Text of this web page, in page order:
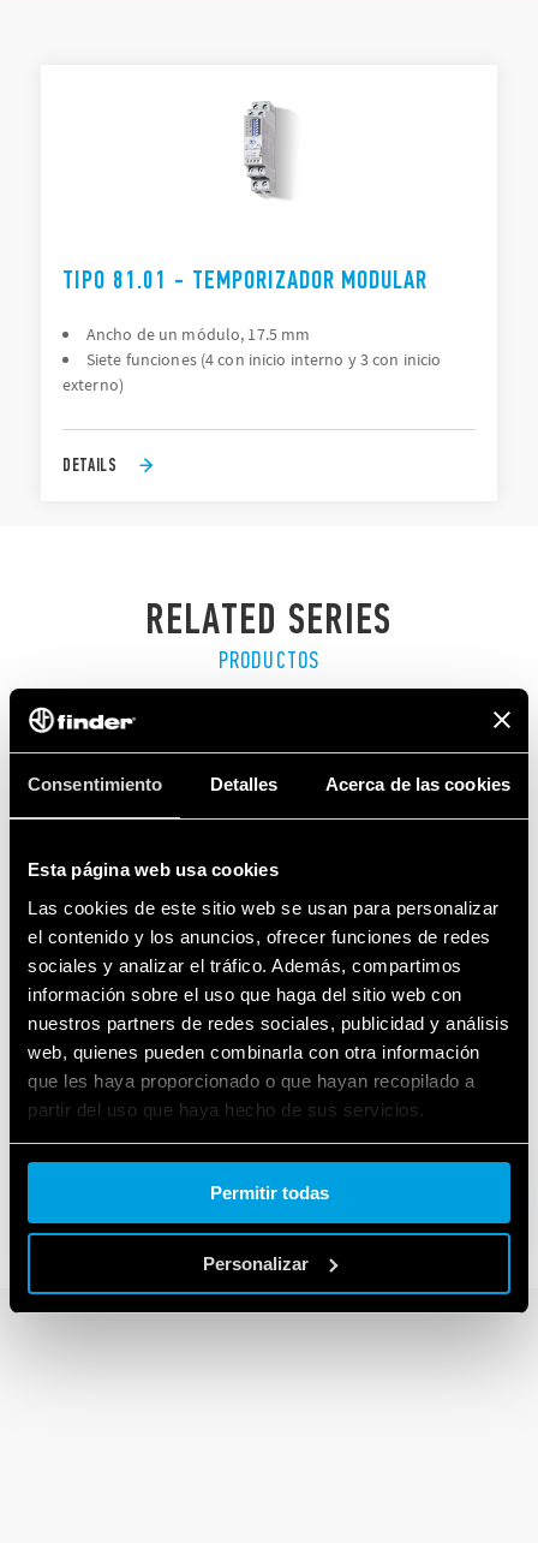
Consentimiento Detalles Acerca de las cookies
Esta página web usa cookies
Las cookies de este sitio web se usan para personalizar
el contenido y los anuncios, ofrecer funciones de redes
sociales y analizar el tráfico. Además, compartimos
información sobre el uso que haga del sitio web con
nuestros partners de redes sociales, publicidad y análisis
web, quienes pueden combinarla con otra información
que les haya proporcionado o que hayan recopilado a
partir del uso que haya hecho de sus servicios.
Cookie policy.
Permitir todas
Personalizar
TIPO 81.01 - TEMPORIZADOR MODULAR
Ancho de un módulo, 17.5 mm
Siete funciones (4 con inicio interno y 3 con inicio
externo)
DETAILS
RELATED SERIES
PRODUCTOS
SERIE 80
Temporizadores modulares 1 - 6 - 8 - 16
A